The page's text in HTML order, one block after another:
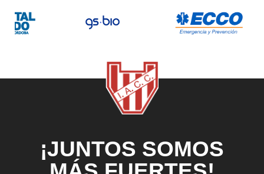
¡JUNTOS SOMOS